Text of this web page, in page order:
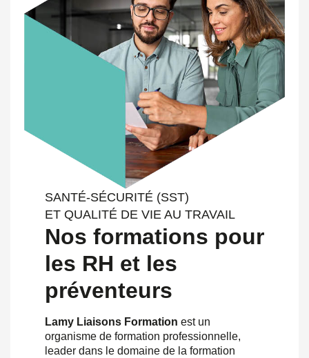
SANTÉ-SÉCURITÉ (SST)
ET QUALITÉ DE VIE AU TRAVAIL
Nos formations pour
les RH et les
préventeurs
Lamy Liaisons Formation est un
organisme de formation professionnelle,
leader dans le domaine de la formation